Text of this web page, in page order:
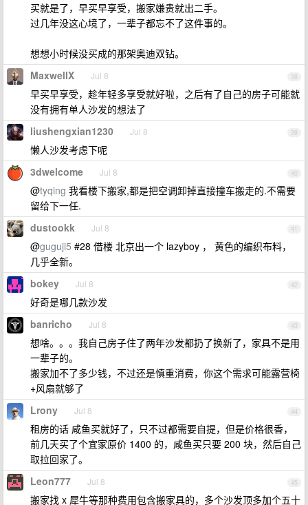
买就是了，早买早享受，搬家嫌贵就出二手。
过几年没这心境了，一辈子都忘不了这件事的。
想想小时候没买成的那架奥迪双钻。
38
MaxwellX Jul 8
早买早享受，趁年轻多享受就好啦，之后有了自己的房子可能就
没有拥有单人沙发的想法了
39
liushengxian1230 Jul 8
懒人沙发考虑下呢
40
3dwelcome Jul 8
@tyqing 我看楼下搬家,都是把空调卸掉直接撞车搬走的.不需要
留给下一任.
41
dustookk Jul 8
@guguji5 #28 借楼 北京出一个 lazyboy ， 黄色的编织布料，
几乎全新。
42
bokey Jul 8
好奇是哪几款沙发
43
banricho Jul 8
想啥。。。我自己房子住了两年沙发都扔了换新了，家具不是用
一辈子的。
搬家加不了多少钱，不过还是慎重消费，你这个需求可能露营椅
+风扇就够了
44
Lrony Jul 8
租房的话 咸鱼买就好了，只不过都需要自提，但是价格很香，
前几天买了个宜家原价 1400 的，咸鱼买只要 200 块，然后自己
取拉回家了。
45
Leon777 Jul 8
搬家找 x 犀牛等那种费用包含搬家具的，多个沙发顶多加个五十